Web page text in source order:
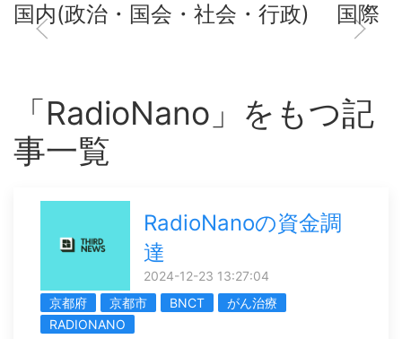
国内(政治・国会・社会・行政) 国際
「RadioNano」をもつ記
事一覧
RadioNanoの資金調
達
2024-12-23 13:27:04
京都府
京都市 BNCT
がん治療
RADIONANO